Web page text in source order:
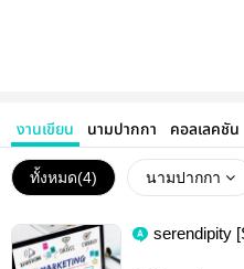
งานเขียน นามปากกา คอลเลคชัน
ทั้งหมด(4) นามปากกา
serendipity